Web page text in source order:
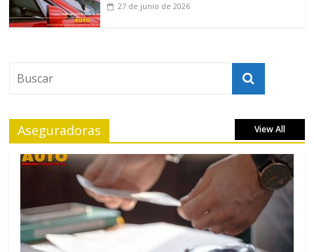
27 de junio de 2026
Aseguradoras View All